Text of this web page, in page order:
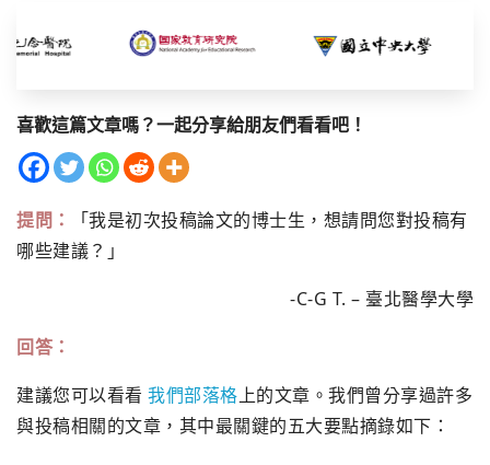
喜歡這篇文章嗎？一起分享給朋友們看看吧！
提問：
「我是初次投稿論文的博士生，想請問您對投稿有
哪些建議？」
-C-G T. – 臺北醫學大學
回答：
建議您可以看看 我們部落格上的文章。我們曾分享過許多
與投稿相關的文章，其中最關鍵的五大要點摘錄如下：